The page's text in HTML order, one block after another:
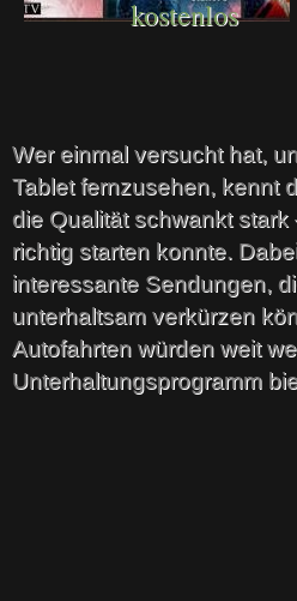
kostenlos
Wer einmal versucht hat,
Tablet fernzusehen, kennt
die Qualität schwankt
richtig starten konnte.
interessante Sendungen,
unterhaltsam verkürzen
Autofahrten würden weit
Unterhaltungsprogramm